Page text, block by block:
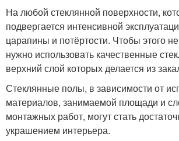
На любой стеклянной поверхности,
подвергается интенсивной
царапины и потёртости. Чтобы этого
нужно использовать качественные
верхний слой которых делается из
Стеклянные полы, в зависимости от
материалов, занимаемой площади и
монтажных работ, могут стать
украшением интерьера.